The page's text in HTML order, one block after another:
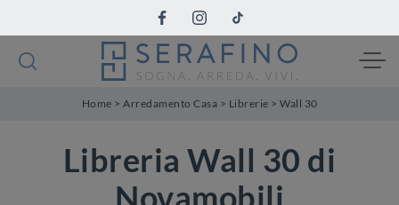
Home > Arredamento Casa > Librerie > Wall 30
Libreria Wall 30 di